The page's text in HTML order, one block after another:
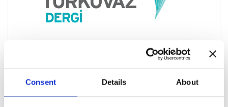
Consent Details About